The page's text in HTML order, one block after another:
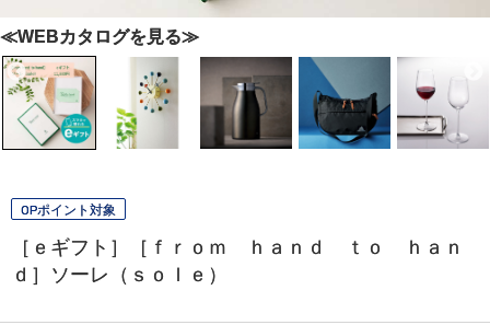
≪WEBカタログを見る≫
OPポイント対象
［ｅギフト］［ｆｒｏｍ ｈａｎｄ ｔｏ ｈａｎ
ｄ］ソーレ（ｓｏｌｅ）